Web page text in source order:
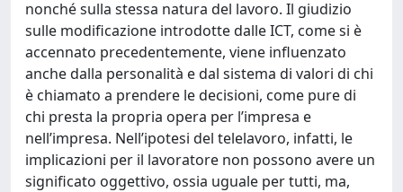
nonché sulla stessa natura del lavoro. Il giudizio
sulle modificazione introdotte dalle ICT, come si è
accennato precedentemente, viene influenzato
anche dalla personalità e dal sistema di valori di chi
è chiamato a prendere le decisioni, come pure di
chi presta la propria opera per l’impresa e
nell’impresa. Nell’ipotesi del telelavoro, infatti, le
implicazioni per il lavoratore non possono avere un
significato oggettivo, ossia uguale per tutti, ma,